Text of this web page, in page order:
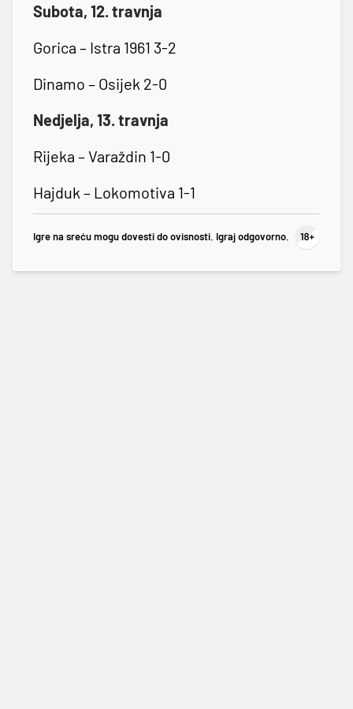
Subota, 12. travnja
Gorica – Istra 1961 3-2
Dinamo – Osijek 2-0
Nedjelja, 13. travnja
Rijeka – Varaždin 1-0
Hajduk – Lokomotiva 1-1
Igre na sreću mogu dovesti do ovisnosti. Igraj odgovorno.